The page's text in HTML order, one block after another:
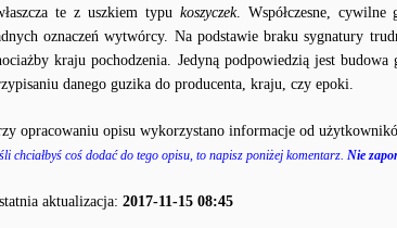
te z uszkiem typu koszyczek. Współczesne, cywilne
oznaczeń wytwórcy. Na podstawie braku sygnatury
kraju pochodzenia. Jedyną podpowiedzią jest
danego guzika do producenta, kraju, czy epoki.
opracowaniu opisu wykorzystano informacje od
chciałbyś coś dodać do tego opisu, to napisz poniżej komentarz. Nie
aktualizacja: 2017-11-15 08:45